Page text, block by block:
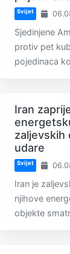
Svijet
Sjedinjene
protiv pet
pojedinaca
Iran
zaljevskih
udare
Svijet
Iran je
njihove
objekte